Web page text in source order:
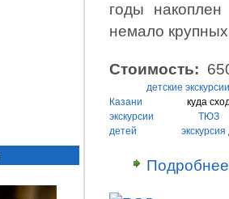
годы
немало
Стоимость:
детские экскурсии
Казани
куда
экскурсии
ТЮЗ
детей
Подробнее